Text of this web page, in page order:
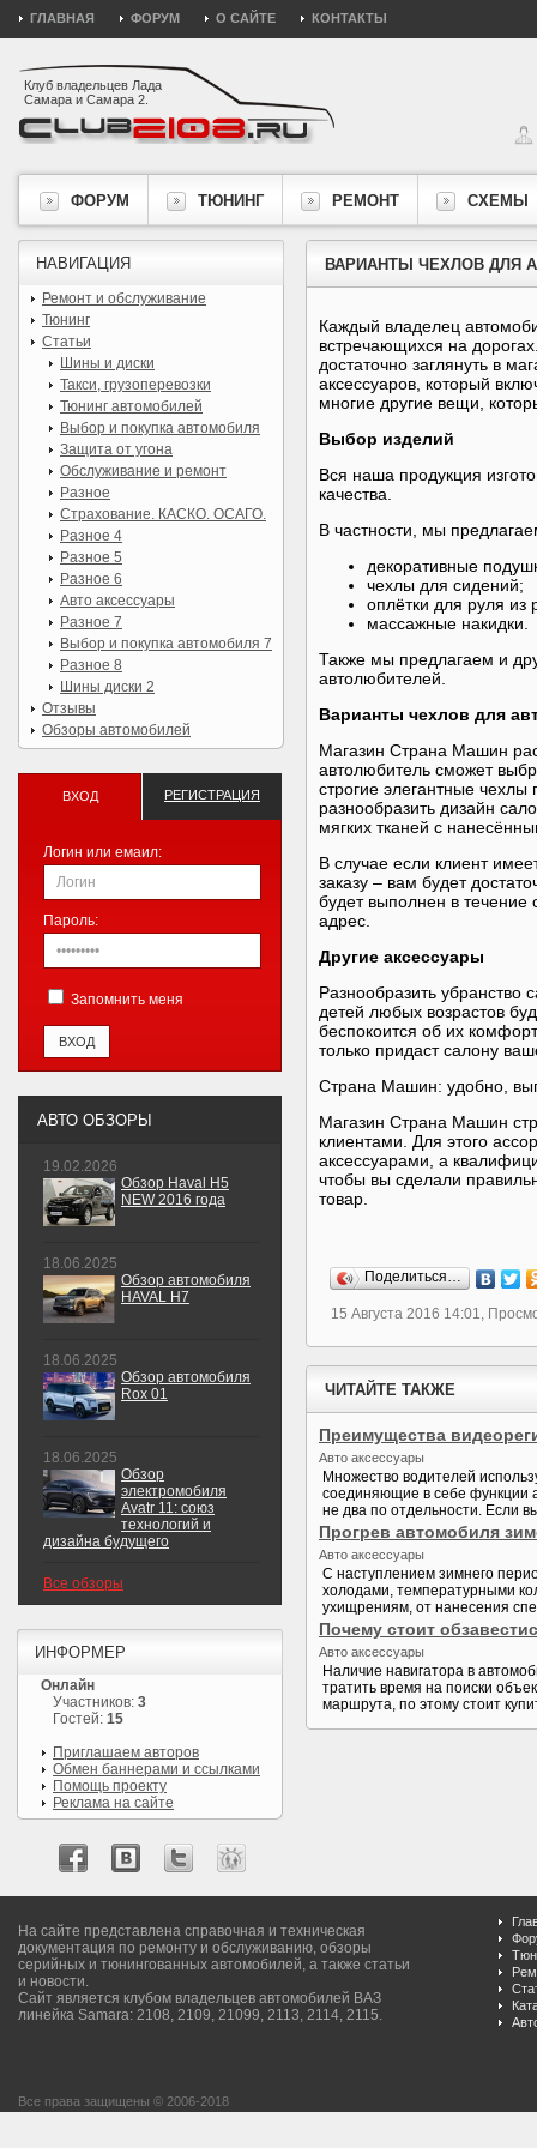
ГЛАВНАЯ ФОРУМ О САЙТЕ КОНТАКТЫ
Клуб владельцев Лада
Самара и Самара 2.
ФОРУМ ТЮНИНГ РЕМОНТ СХЕМЫ
ВАРИАНТЫ ЧЕХЛОВ ДЛЯ
Каждый владелец
встречающихся на
достаточно заглянуть в
аксессуаров, который
многие другие вещи,
Выбор изделий
Вся наша продукция
качества.
В частности, мы
декоративные
чехлы для сидений;
оплётки для руля из
массажные накидки.
Также мы предлагаем и
автолюбителей.
Варианты чехлов для
Магазин Страна Машин
автолюбитель сможет
строгие элегантные
разнообразить дизайн
мягких тканей с
В случае если клиент
заказу – вам будет
будет выполнен в течение
адрес.
Другие аксессуары
Разнообразить
детей любых возрастов
беспокоится об их
только придаст салону
Страна Машин: удобно,
Магазин Страна Машин
клиентами. Для этого
аксессуарами, а
чтобы вы сделали
товар.
Поделиться…
15 Августа 2016 14:01,
ЧИТАЙТЕ ТАКЖЕ
Преимущества
Авто аксессуары
Множество водителей
соединяющие в себе функции
не два по отдельности. Если
Прогрев автомобиля
Авто аксессуары
С наступлением зимнего
холодами, температурными
ухищрениям, от нанесения
Почему стоит
Авто аксессуары
Наличие навигатора в
тратить время на поиски
маршрута, по этому стоит
НАВИГАЦИЯ
Ремонт и обслуживание
Тюнинг
Статьи
Шины и диски
Такси, грузоперевозки
Тюнинг автомобилей
Выбор и покупка автомобиля
Защита от угона
Обслуживание и ремонт
Разное
Страхование. КАСКО. ОСАГО.
Разное 4
Разное 5
Разное 6
Авто аксессуары
Разное 7
Выбор и покупка автомобиля 7
Разное 8
Шины диски 2
Отзывы
Обзоры автомобилей
ВХОД РЕГИСТРАЦИЯ
Логин или емаил:
Пароль:
Запомнить меня
АВТО ОБЗОРЫ
19.02.2026
Обзор Haval H5
NEW 2016 года
18.06.2025
Обзор автомобиля
HAVAL H7
18.06.2025
Обзор автомобиля
Rox 01
18.06.2025
Обзор
электромобиля
Avatr 11: союз
технологий и
дизайна будущего
Все обзоры
ИНФОРМЕР
Онлайн
Участников: 3
Гостей: 15
Приглашаем авторов
Обмен баннерами и ссылками
Помощь проекту
Реклама на сайте
На сайте представлена справочная и техническая
документация по ремонту и обслуживанию, обзоры
серийных и тюнингованных автомобилей, а также статьи
и новости.
Сайт является клубом владельцев автомобилей ВАЗ
линейка Samara: 2108, 2109, 21099, 2113, 2114, 2115.
Все права защищены © 2006-2018